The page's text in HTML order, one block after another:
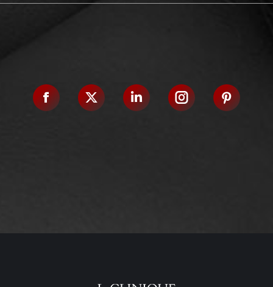
Facebook
X LinkedinInstagram